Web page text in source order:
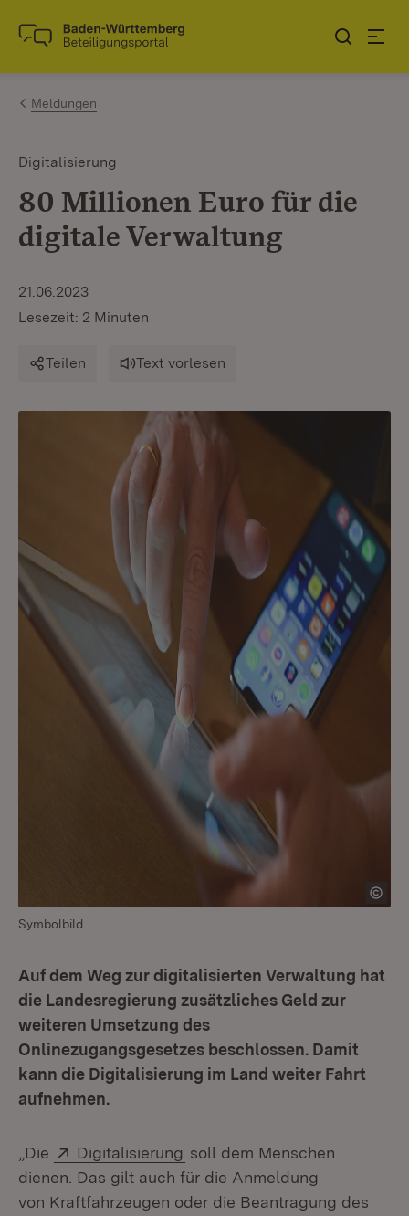
Zum Inhalt springen
Link zur Startseite
Meldungen
Digitalisierung
80 Millionen Euro für die
digitale Verwaltung
21.06.2023
Lesezeit: 2 Minuten
Teilen Text vorlesen
Symbolbild
Auf dem Weg zur digitalisierten Verwaltung hat
die Landesregierung zusätzliches Geld zur
weiteren Umsetzung des
Onlinezugangsgesetzes beschlossen. Damit
kann die Digitalisierung im Land weiter Fahrt
aufnehmen.
„Die Extern:
Digitalisierung (Öffnet in neuem Fenster)
soll dem Menschen
dienen. Das gilt auch für die Anmeldung
von Kraftfahrzeugen oder die Beantragung des